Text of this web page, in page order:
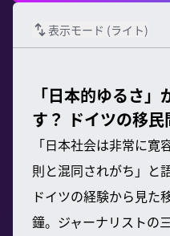
表示モード (ライト)
「日本的ゆるさ
す？ ドイツの移
「日本社会は非常に
則と混同されがち」と
ドイツの経験から見た
鐘。ジャーナリストの